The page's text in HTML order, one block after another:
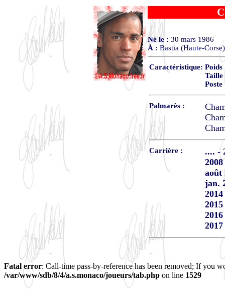
Né le : 30 mars 1986
À : Bastia (Haute-Corse)
Caractéristique:
Palmarès :
Carrière :
.... -
août
jan.
Fatal error: Call-time pass-by-reference has been removed; If you
/var/www/sdb/8/4/a.s.monaco/joueurs/tab.php on line 1529